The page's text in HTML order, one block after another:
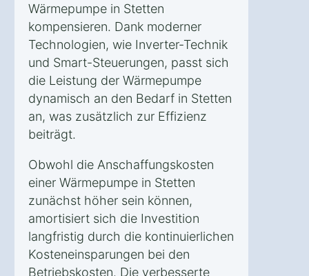
Wärmepumpe in Stetten
kompensieren. Dank moderner
Technologien, wie Inverter-Technik
und Smart-Steuerungen, passt sich
die Leistung der Wärmepumpe
dynamisch an den Bedarf in Stetten
an, was zusätzlich zur Effizienz
beiträgt.
Obwohl die Anschaffungskosten
einer Wärmepumpe in Stetten
zunächst höher sein können,
amortisiert sich die Investition
langfristig durch die kontinuierlichen
Kosteneinsparungen bei den
Betriebskosten. Die verbesserte